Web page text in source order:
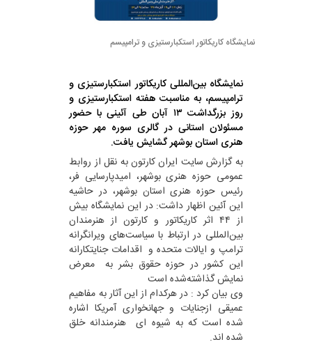
نمایشگاه کاریکاتور استکبارستیزی و ترامپیسم
نمایشگاه بین‌المللی کاریکاتور استکبارستیزی و
ترامپیسم، به مناسبت هفته استکبارستیزی و
روز بزرگداشت ۱۳ آبان طی آئینی با حضور
مسئولان استانی در گالری سوره مهر حوزه
هنری استان بوشهر گشایش یافت.
به گزارش سایت ایران کارتون به نقل از روابط
عمومی حوزه هنری بوشهر، امیدپارسایی فر،
رئیس حوزه هنری استان بوشهر، در حاشیه
این آئین اظهار داشت: در این نمایشگاه بیش
از ۴۴ اثر کاریکاتور و کارتون از هنرمندان
بین‌المللی در ارتباط با سیاست‌های ویرانگرانه
ترامپ و ایالات متحده و اقدامات جنایتکارانه
این کشور در حوزه حقوق بشر به معرض
نمایش گذاشته‌شده است
وی بیان کرد : در هرکدام از این آثار به مفاهیم
عمیقی ازجنایات و جهانخواری آمریکا اشاره
شده است که به شیوه ای هنرمندانه خلق
شده اند.